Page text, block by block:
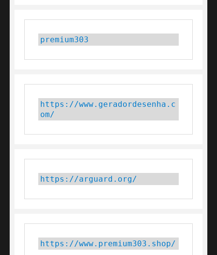
premium303
https://www.geradordesenha.c
om/
https://arguard.org/
https://www.premium303.shop/